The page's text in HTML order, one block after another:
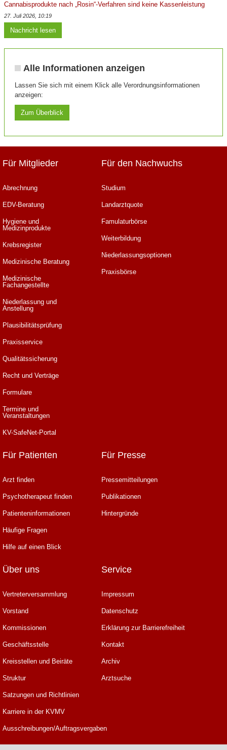
Cannabisprodukte nach „Rosin“-Verfahren sind keine Kassenleistung
27. Juli 2026, 10:19
Nachricht lesen
Alle Informationen anzeigen
Lassen Sie sich mit einem Klick alle Verordnungsinformationen
anzeigen:
Zum Überblick
Für Mitglieder
Abrechnung
EDV-Beratung
Hygiene und
Medizinprodukte
Krebsregister
Medizinische Beratung
Medizinische
Fachangestellte
Niederlassung und
Anstellung
Plausibilitätsprüfung
Praxisservice
Qualitätssicherung
Recht und Verträge
Formulare
Termine und
Veranstaltungen
KV-SafeNet-Portal
Für den Nachwuchs
Studium
Landarztquote
Famulaturbörse
Weiterbildung
Niederlassungsoptionen
Praxisbörse
Für Patienten
Arzt finden
Psychotherapeut finden
Patienteninformationen
Häufige Fragen
Hilfe auf einen Blick
Für Presse
Pressemitteilungen
Publikationen
Hintergründe
Über uns
Vertreterversammlung
Vorstand
Kommissionen
Geschäftsstelle
Kreisstellen und Beiräte
Struktur
Satzungen und Richtlinien
Karriere in der KVMV
Ausschreibungen/Auftragsvergaben
Service
Impressum
Datenschutz
Erklärung zur Barrierefreiheit
Kontakt
Archiv
Arztsuche